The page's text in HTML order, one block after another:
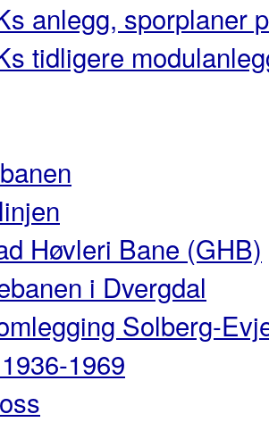
anlegg, sporplaner
tidligere
Høvleri Bane (GHB)
i Dvergdal
Solberg-
1969